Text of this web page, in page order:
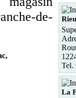
de-
Tel.
La